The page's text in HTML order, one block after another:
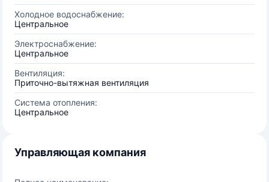
Холодное водоснабжение:
Центральное
Электроснабжение:
Центральное
Вентиляция:
Приточно-вытяжная вентиляция
Система отопления:
Центральное
Управляющая компания